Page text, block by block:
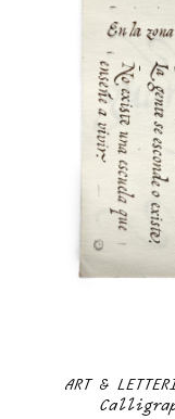
ART &